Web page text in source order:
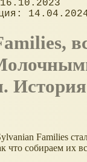
16.10.2023
История
Families
что собираем их